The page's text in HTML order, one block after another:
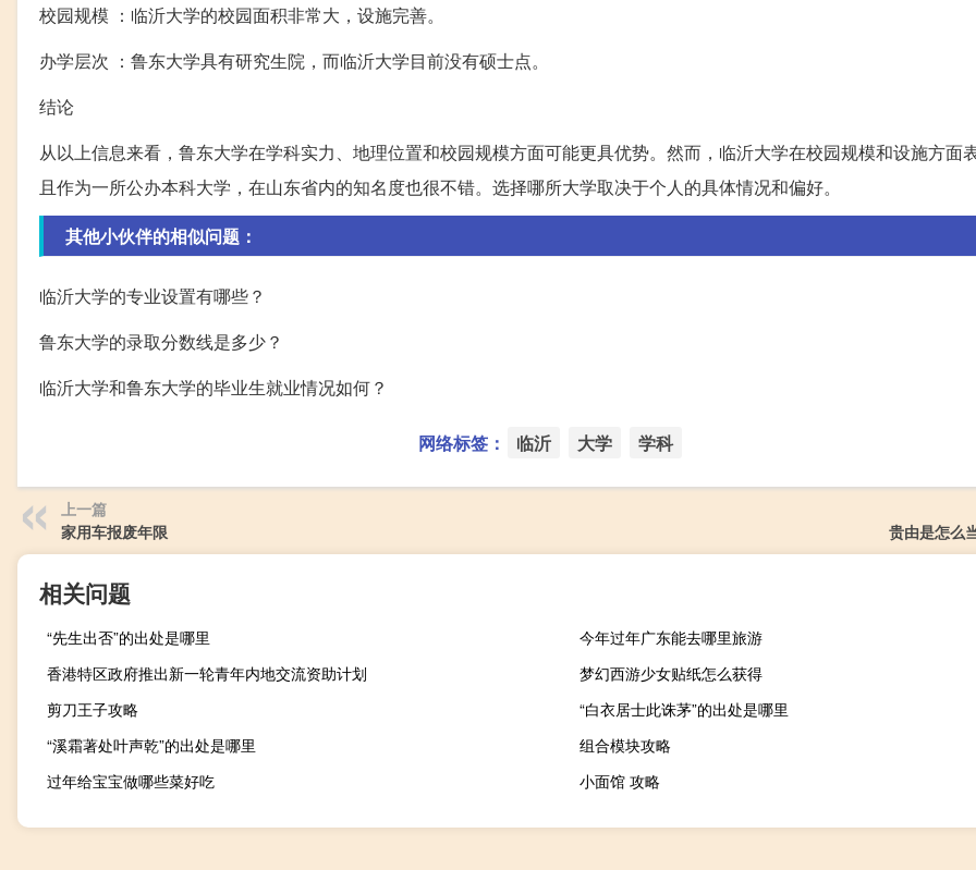
校园规模 ：临沂大学的校园面积非常大，设施完善。
办学层次 ：鲁东大学具有研究生院，而临沂大学目前没有硕士点。
结论
从以上信息来看，鲁东大学在学科实力、地理位置和校园规模方面可能更具优势。然而，临沂大学在校园规模和设施方面
且作为一所公办本科大学，在山东省内的知名度也很不错。选择哪所大学取决于个人的具体情况和偏好。
其他小伙伴的相似问题：
临沂大学的专业设置有哪些？
鲁东大学的录取分数线是多少？
临沂大学和鲁东大学的毕业生就业情况如何？
网络标签： 临沂 大学 学科
上一篇
家用车报废年限
贵由是怎么
相关问题
“先生出否”的出处是哪里
今年过年广东能去哪里旅游
香港特区政府推出新一轮青年内地交流资助计划
梦幻西游少女贴纸怎么获得
剪刀王子攻略
“白衣居士此诛茅”的出处是哪里
“溪霜著处叶声乾”的出处是哪里
组合模块攻略
过年给宝宝做哪些菜好吃
小面馆 攻略